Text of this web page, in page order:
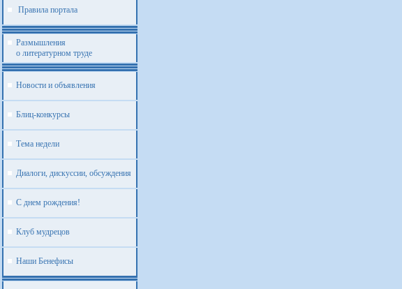
Правила портала
Размышления
о литературном труде
Новости и объявления
Блиц-конкурсы
Тема недели
Диалоги, дискуссии, обсуждения
С днем рождения!
Клуб мудрецов
Наши Бенефисы